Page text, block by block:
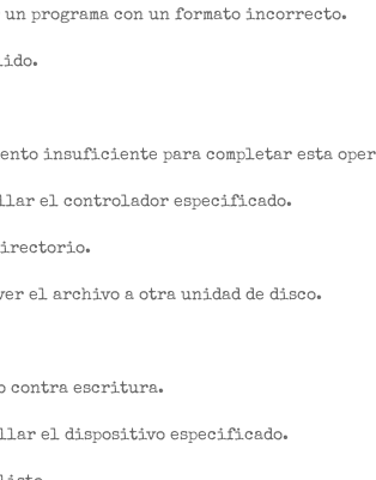
programa con un formato incorrecto.
insuficiente para completar esta
el controlador especificado.
el archivo a otra unidad de disco.
contra escritura.
el dispositivo especificado.